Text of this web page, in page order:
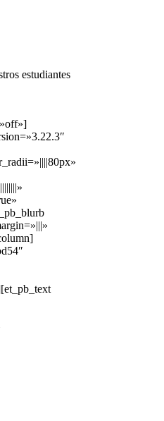
estudiantes